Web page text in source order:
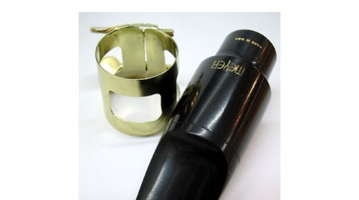
ベース ウクレレ
パーカッション
キーボード 電子ピアノ
その他楽器